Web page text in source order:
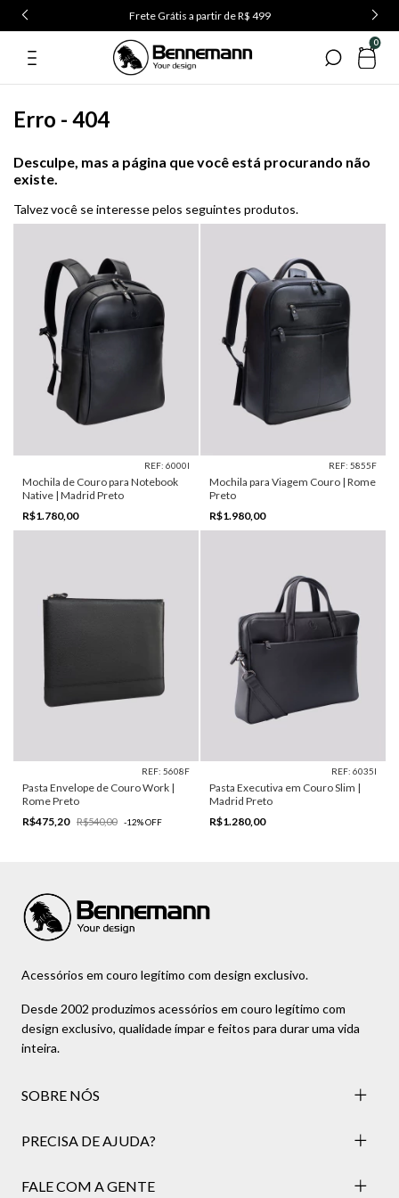
Frete Grátis a partir de R$ 499
0
Erro - 404
Desculpe, mas a página que você está procurando não
existe.
Talvez você se interesse pelos seguintes produtos.
REF: 6000I
Mochila de Couro para Notebook
Native | Madrid Preto
R$1.780,00
REF: 5855F
Mochila para Viagem Couro | Rome
Preto
R$1.980,00
REF: 5608F
Pasta Envelope de Couro Work |
Rome Preto
R$475,20
R$540,00 -12%OFF
REF: 6035I
Pasta Executiva em Couro Slim |
Madrid Preto
R$1.280,00
Acessórios em couro legítimo com design exclusivo.
Desde 2002 produzimos acessórios em couro legítimo com
design exclusivo, qualidade ímpar e feitos para durar uma vida
inteira.
SOBRE NÓS
PRECISA DE AJUDA?
FALE COM A GENTE